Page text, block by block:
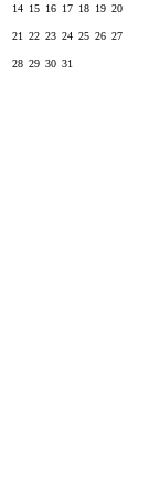
14 15 16 17 18 19 20
21 22 23 24 25 26 27
28 29 30 31